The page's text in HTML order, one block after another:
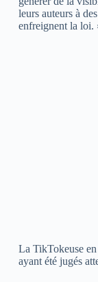
leurs auteurs à
enfreignent la loi.
La TikTokeuse en
ayant été jugés